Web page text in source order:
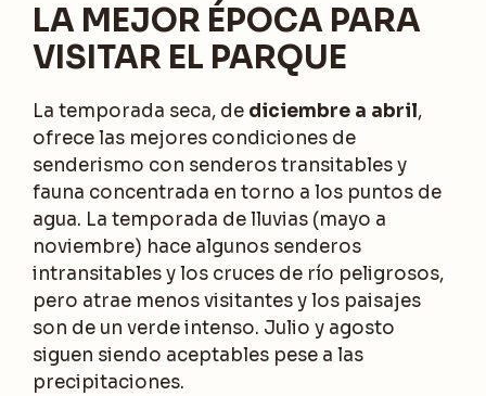
LA MEJOR ÉPOCA PARA
VISITAR EL PARQUE
La temporada seca, de diciembre a abril,
ofrece las mejores condiciones de
senderismo con senderos transitables y
fauna concentrada en torno a los puntos de
agua. La temporada de lluvias (mayo a
noviembre) hace algunos senderos
intransitables y los cruces de río peligrosos,
pero atrae menos visitantes y los paisajes
son de un verde intenso. Julio y agosto
siguen siendo aceptables pese a las
precipitaciones.